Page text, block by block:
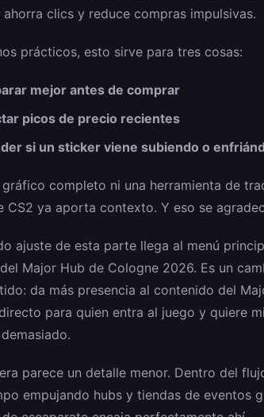
ahorra clics y reduce compras impulsivas.
prácticos, esto sirve para tres cosas:
mejor antes de comprar
picos de precio recientes
si un sticker viene subiendo o
gráfico completo ni una herramienta de
CS2 ya aporta contexto. Y eso se
ajuste de esta parte llega al menú
Major Hub de Cologne 2026. Es un
da más presencia al contenido del
para quien entra al juego y quiere
parece un detalle menor. Dentro del
empujando hubs y tiendas de eventos